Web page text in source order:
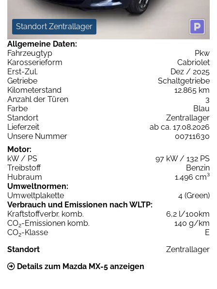
Standort Zentrallager
Allgemeine Daten:
Fahrzeugtyp
Pkw
Karosserieform
Cabriolet
Erst-Zul.
Dez / 2025
Getriebe
Schaltgetriebe
Kilometerstand
12.865 km
Anzahl der Türen
3
Farbe
Blau
Standort
Zentrallager
Lieferzeit
ab ca. 17.08.2026
Unsere Nummer
00711630
Motor:
kW / PS
97 kW / 132 PS
Treibstoff
Benzin
Hubraum
1.496 cm³
Umweltnormen:
Umweltplakette
4 (Green)
Verbrauch und Emissionen nach WLTP:
Kraftstoffverbr. komb.
6,2 l/100km
CO2-Emissionen komb.
140 g/km
CO2-Klasse
E
Standort
Zentrallager
Details zum Mazda MX-5 anzeigen